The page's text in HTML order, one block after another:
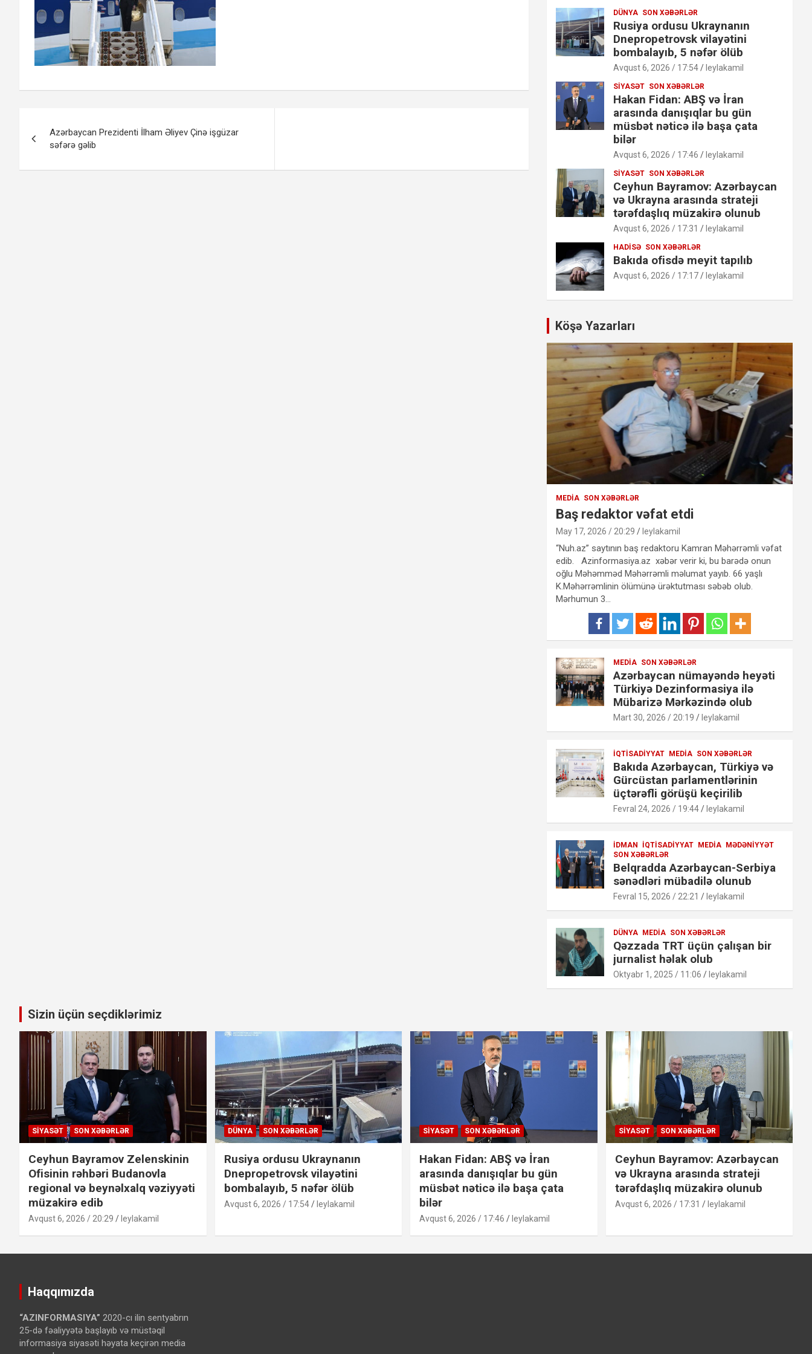
naviqasiyası
Azərbaycan Prezidenti İlham Əliyev Çinə işgüzar
səfərə gəlib
DÜNYA SON XƏBƏRLƏR
Rusiya ordusu Ukraynanın
Dnepropetrovsk vilayətini
bombalayıb, 5 nəfər ölüb
Avqust 6, 2026 / 17:54 leylakamil
SIYASƏT SON XƏBƏRLƏR
Hakan Fidan: ABŞ və İran
arasında danışıqlar bu gün
müsbət nəticə ilə başa çata
bilər
Avqust 6, 2026 / 17:46 leylakamil
SIYASƏT SON XƏBƏRLƏR
Ceyhun Bayramov: Azərbaycan
və Ukrayna arasında strateji
tərəfdaşlıq müzakirə olunub
Avqust 6, 2026 / 17:31 leylakamil
HADISƏ SON XƏBƏRLƏR
Bakıda ofisdə meyit tapılıb
Avqust 6, 2026 / 17:17 leylakamil
Köşə Yazarları
MEDIA SON XƏBƏRLƏR
Baş redaktor vəfat etdi
May 17, 2026 / 20:29 leylakamil
“Nuh.az” saytının baş redaktoru Kamran Məhərrəmli vəfat
edib. Azinformasiya.az xəbər verir ki, bu barədə onun
oğlu Məhəmməd Məhərrəmli məlumat yayıb. 66 yaşlı
K.Məhərrəmlinin ölümünə ürəktutması səbəb olub.
Mərhumun 3…
MEDIA SON XƏBƏRLƏR
Azərbaycan nümayəndə heyəti
Türkiyə Dezinformasiya ilə
Mübarizə Mərkəzində olub
Mart 30, 2026 / 20:19 leylakamil
İQTISADIYYAT MEDIA SON XƏBƏRLƏR
Bakıda Azərbaycan, Türkiyə və
Gürcüstan parlamentlərinin
üçtərəfli görüşü keçirilib
Fevral 24, 2026 / 19:44 leylakamil
İDMAN İQTISADIYYAT MEDIA MƏDƏNIYYƏT
SON XƏBƏRLƏR
Belqradda Azərbaycan-Serbiya
sənədləri mübadilə olunub
Fevral 15, 2026 / 22:21 leylakamil
DÜNYA MEDIA SON XƏBƏRLƏR
Qəzzada TRT üçün çalışan bir
jurnalist həlak olub
Oktyabr 1, 2025 / 11:06 leylakamil
Sizin üçün seçdiklərimiz
SIYASƏT SON XƏBƏRLƏR
Ceyhun Bayramov Zelenskinin
Ofisinin rəhbəri Budanovla
regional və beynəlxalq vəziyyəti
müzakirə edib
Avqust 6, 2026 / 20:29 leylakamil
DÜNYA SON XƏBƏRLƏR
Rusiya ordusu Ukraynanın
Dnepropetrovsk vilayətini
bombalayıb, 5 nəfər ölüb
Avqust 6, 2026 / 17:54 leylakamil
SIYASƏT SON XƏBƏRLƏR
Hakan Fidan: ABŞ və İran
arasında danışıqlar bu gün
müsbət nəticə ilə başa çata
bilər
Avqust 6, 2026 / 17:46 leylakamil
SIYASƏT SON XƏBƏRLƏR
Ceyhun Bayramov: Azərbaycan
və Ukrayna arasında strateji
tərəfdaşlıq müzakirə olunub
Avqust 6, 2026 / 17:31 leylakamil
Haqqımızda
“AZINFORMASIYA” 2020-cı ilin sentyabrın
25-də fəaliyyətə başlayıb və müstəqil
informasiya siyasəti həyata keçirən media